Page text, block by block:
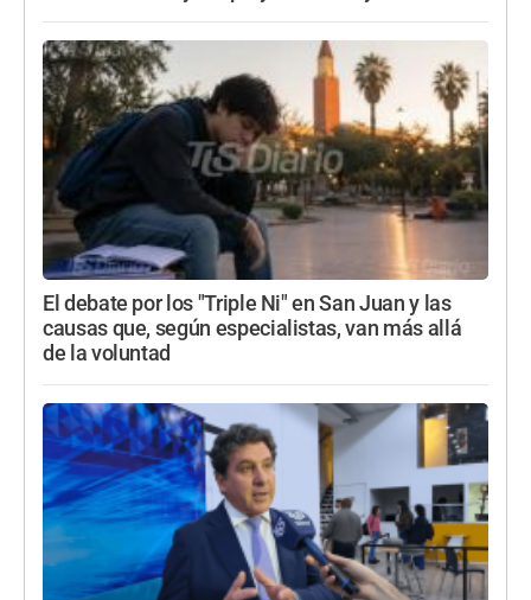
El debate por los "Triple Ni" en San Juan y las
causas que, según especialistas, van más allá
de la voluntad